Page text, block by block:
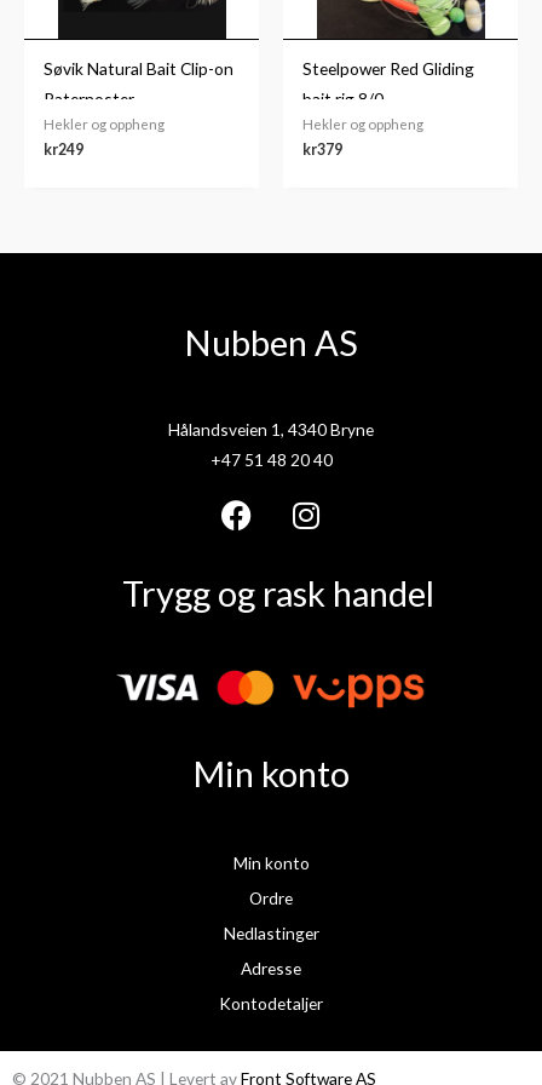
Søvik Natural Bait Clip-on
Paternoster
Hekler og oppheng
kr249
Steelpower Red Gliding
bait rig 8/0
Hekler og oppheng
kr379
Nubben AS
Hålandsveien 1, 4340 Bryne
+47 51 48 20 40
F
c
b
o
I
s
g
m
Trygg og rask handel
Min konto
Min konto
Ordre
Nedlastinger
Adresse
Kontodetaljer
© 2021 Nubben AS | Levert avFront Software AS